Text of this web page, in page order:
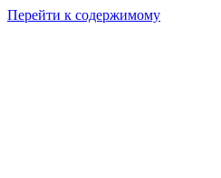
Перейти к содержимому